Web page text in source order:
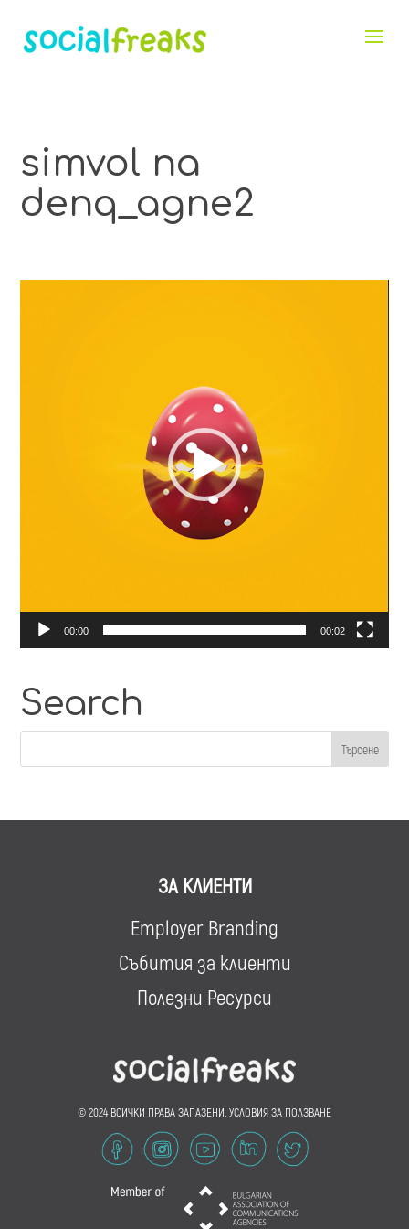
simvol na
denq_agne2
00:00 00:02
Search
ЗА КЛИЕНТИ
Employer Branding
Събития за клиенти
Полезни Ресурси
© 2024 ВСИЧКИ ПРАВА ЗАПАЗЕНИ. УСЛОВИЯ ЗА ПОЛЗВАНЕ